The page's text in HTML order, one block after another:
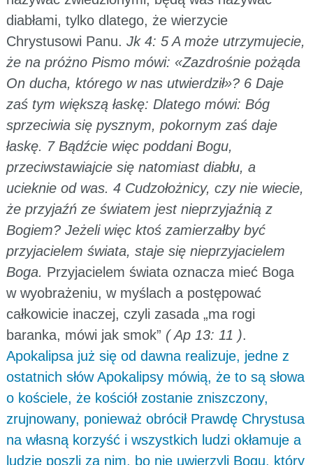
diabłami, tylko dlatego, że wierzycie
Chrystusowi Panu. Jk 4: 5 A może utrzymujecie,
że na próżno Pismo mówi: «Zazdrośnie pożąda
On ducha, którego w nas utwierdził»? 6 Daje
zaś tym większą łaskę: Dlatego mówi: Bóg
sprzeciwia się pysznym, pokornym zaś daje
łaskę. 7 Bądźcie więc poddani Bogu,
przeciwstawiajcie się natomiast diabłu, a
ucieknie od was. 4 Cudzołożnicy, czy nie wiecie,
że przyjaźń ze światem jest nieprzyjaźnią z
Bogiem? Jeżeli więc ktoś zamierzałby być
przyjacielem świata, staje się nieprzyjacielem
Boga. Przyjacielem świata oznacza mieć Boga
w wyobrażeniu, w myślach a postępować
całkowicie inaczej, czyli zasada „ma rogi
baranka, mówi jak smok” ( Ap 13: 11 ).
Apokalipsa już się od dawna realizuje, jedne z
ostatnich słów Apokalipsy mówią, że to są słowa
o kościele, że kościół zostanie zniszczony,
zrujnowany, ponieważ obrócił Prawdę Chrystusa
na własną korzyść i wszystkich ludzi okłamuje a
ludzie poszli za nim, bo nie uwierzyli Bogu, który